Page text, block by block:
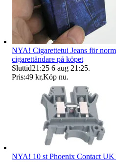
NYA! Cigarettetui Jeans för
cigarettändare på köpet
Sluttid21:25 6 aug 21:25.
Pris:49 kr,Köp nu.
NYA! 10 st Phoenix Contact